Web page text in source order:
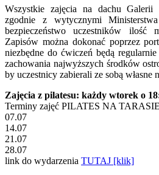
Wszystkie zajęcia na dachu Galerii
zgodnie z wytycznymi
bezpieczeństwo uczestników ilość
Zapisów można dokonać poprzez
niezbędne do ćwiczeń będą
zachowania najwyższych środków
by uczestnicy zabierali ze sobą własne
Zajęcia z pilatesu: każdy wtorek o
Terminy zajęć PILATES NA TARASIE
07.07
14.07
21.07
28.07
link do wydarzenia TUTAJ [klik]